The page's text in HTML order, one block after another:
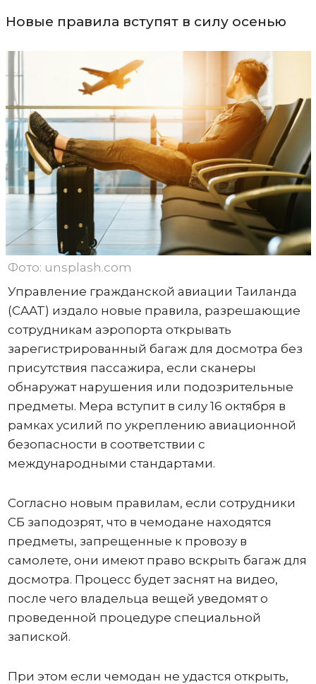
Новые правила вступят в силу осенью
Фото: unsplash.com
Управление гражданской авиации Таиланда
(CAAT) издало новые правила, разрешающие
сотрудникам аэропорта открывать
зарегистрированный багаж для досмотра без
присутствия пассажира, если сканеры
обнаружат нарушения или подозрительные
предметы. Мера вступит в силу 16 октября в
рамках усилий по укреплению авиационной
безопасности в соответствии с
международными стандартами.
Согласно новым правилам, если сотрудники
СБ заподозрят, что в чемодане ​​находятся
предметы, запрещенные к провозу в
самолете, они имеют право вскрыть багаж для
досмотра. Процесс будет заснят на видео,
после чего владельца вещей уведомят о
проведенной процедуре специальной
запиской.
При этом если чемодан не удастся открыть,